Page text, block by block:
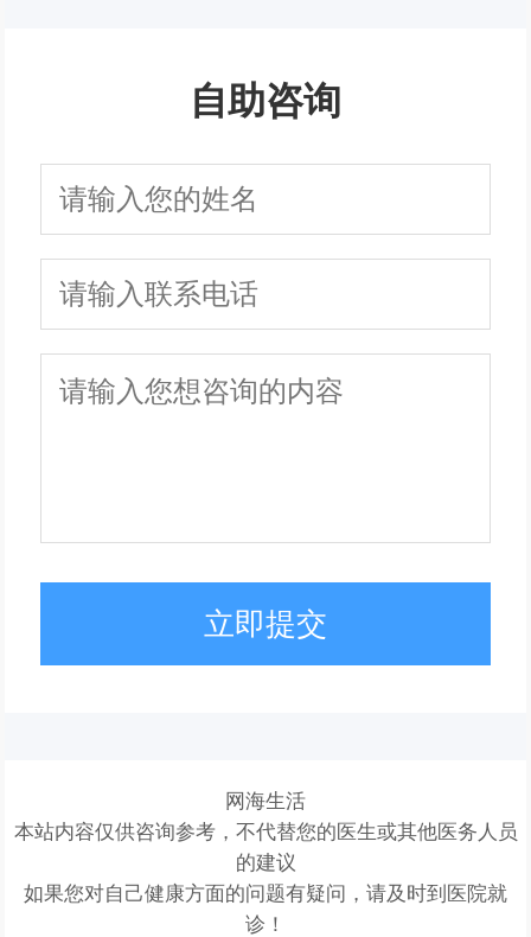
自助咨询
立即提交
网海生活
本站内容仅供咨询参考，不代替您的医生或其他医务人员
的建议
如果您对自己健康方面的问题有疑问，请及时到医院就
诊！